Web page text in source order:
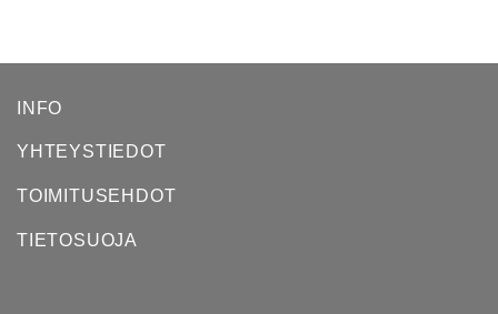
INFO
YHTEYSTIEDOT
TOIMITUSEHDOT
TIETOSUOJA